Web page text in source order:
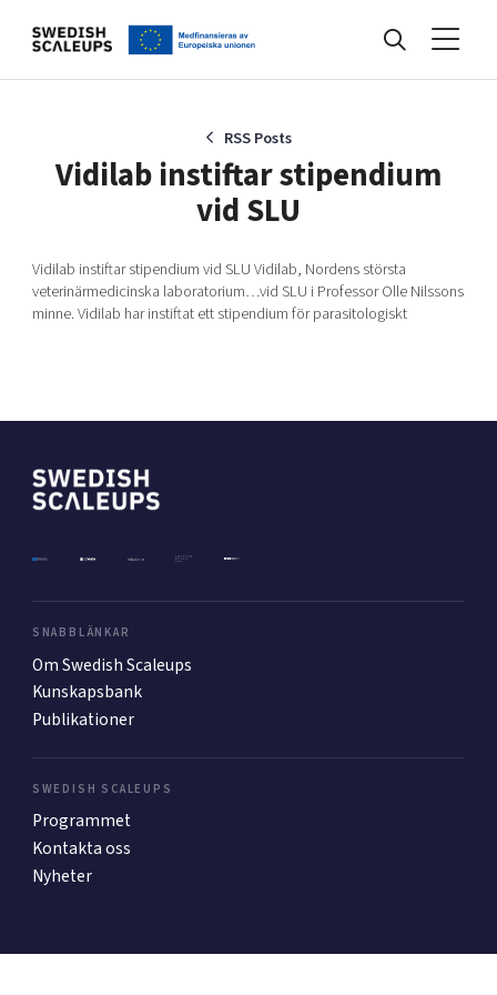
Kunskapsbank
Internationalisering
Ansök till Swedish Scaleups
In English
RSS Posts
Vidilab instiftar stipendium
vid SLU
Vidilab instiftar stipendium vid SLU Vidilab, Nordens största
veterinärmedicinska laboratorium…vid SLU i Professor Olle Nilssons
minne. Vidilab har instiftat ett stipendium för parasitologiskt
SNABBLÄNKAR
Om Swedish Scaleups
Kunskapsbank
Publikationer
SWEDISH SCALEUPS
Programmet
Kontakta oss
Nyheter